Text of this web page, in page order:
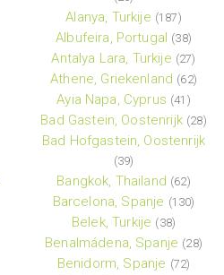
Alanya, Turkije (187)
Albufeira, Portugal (38)
Antalya Lara, Turkije (27)
Athene, Griekenland (62)
Ayia Napa, Cyprus (41)
Bad Gastein, Oostenrijk (28)
Bad Hofgastein, Oostenrijk
(39)
Bangkok, Thailand (62)
Barcelona, Spanje (130)
Belek, Turkije (38)
Benalmádena, Spanje (28)
Benidorm, Spanje (72)